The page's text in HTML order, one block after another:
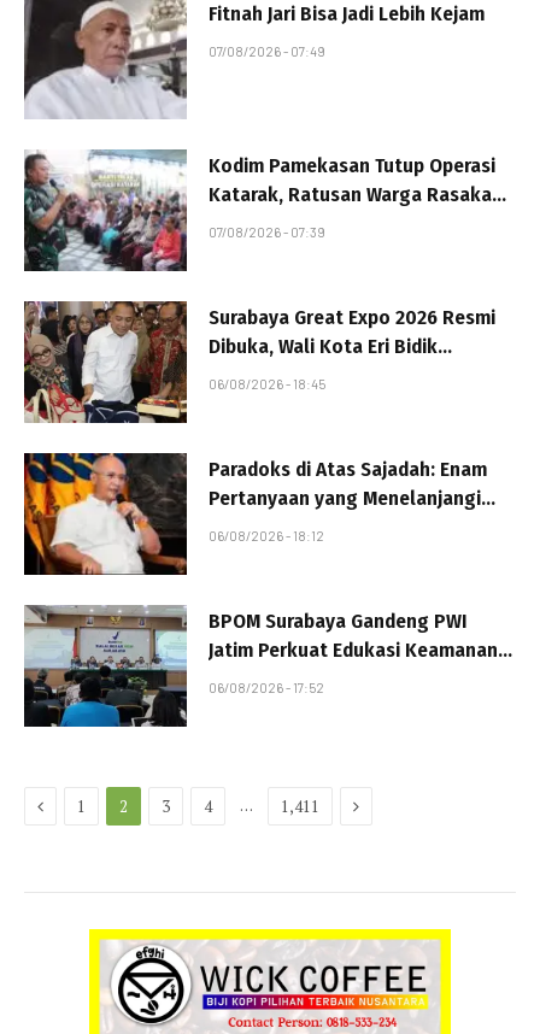
Fitnah Jari Bisa Jadi Lebih Kejam
07/08/2026 - 07:49
Kodim Pamekasan Tutup Operasi
Katarak, Ratusan Warga Rasakan
Manfaat
07/08/2026 - 07:39
Surabaya Great Expo 2026 Resmi
Dibuka, Wali Kota Eri Bidik
Transaksi Tembus Rp9 Miliar
06/08/2026 - 18:45
Paradoks di Atas Sajadah: Enam
Pertanyaan yang Menelanjangi
Ibadah Kita
06/08/2026 - 18:12
BPOM Surabaya Gandeng PWI
Jatim Perkuat Edukasi Keamanan
Obat dan Makanan
06/08/2026 - 17:52
Previous
1 2 3 4 … 1,411 Next